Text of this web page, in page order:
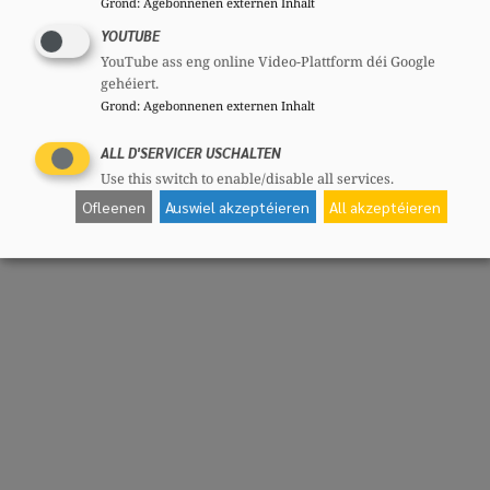
YOUTUBE
YouTube ass eng online Video-Plattform déi Google
gehéiert.
Grond: Agebonnenen externen Inhalt
ALL D'SERVICER USCHALTEN
Use this switch to enable/disable all services.
Ofleenen Auswiel akzeptéieren All akzeptéieren